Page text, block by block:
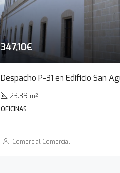
347,10€
23.39 m²
OFICINAS
Comercial Comercial